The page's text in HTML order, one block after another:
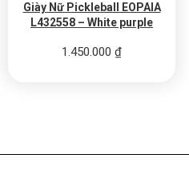
Giày Nữ Pickleball EOPAIA
L432558 – White purple
1.450.000 ₫